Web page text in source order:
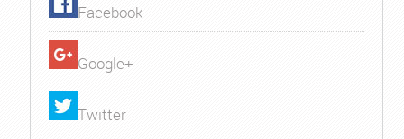
Facebook
Google+
Twitter